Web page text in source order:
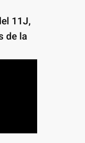
11J,
de la